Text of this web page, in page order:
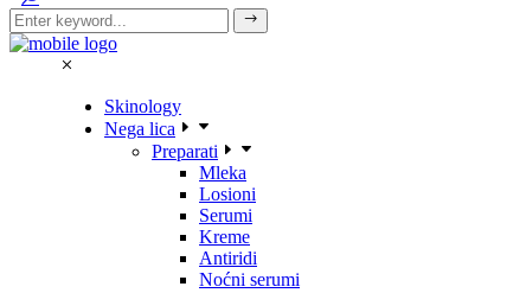
Skinology
Nega lica
Preparati
Mleka
Losioni
Serumi
Kreme
Antiridi
Noćni serumi